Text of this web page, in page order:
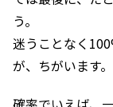
う。
迷うことなく
が、ちがいます。